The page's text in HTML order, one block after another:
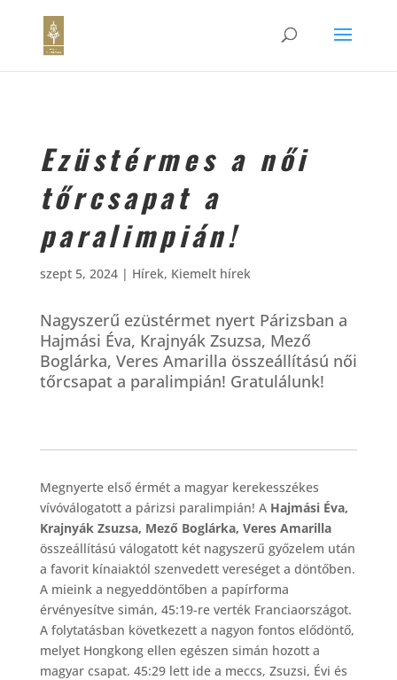
Ezüstérmes a női
tőrcsapat a
paralimpián!
szept 5, 2024| Hírek, Kiemelt hírek
Nagyszerű ezüstérmet nyert Párizsban a
Hajmási Éva, Krajnyák Zsuzsa, Mező
Boglárka, Veres Amarilla összeállítású női
tőrcsapat a paralimpián! Gratulálunk!
Megnyerte első érmét a magyar kerekesszékes
vívóválogatott a párizsi paralimpián! A Hajmási Éva,
Krajnyák Zsuzsa, Mező Boglárka, Veres Amarilla
összeállítású válogatott két nagyszerű győzelem után
a favorit kínaiaktól szenvedett vereséget a döntőben.
A mieink a negyeddöntőben a papírforma
érvényesítve simán, 45:19-re verték Franciaországot.
A folytatásban következett a nagyon fontos elődöntő,
melyet Hongkong ellen egészen simán hozott a
magyar csapat. 45:29 lett ide a meccs, Zsuzsi, Évi és